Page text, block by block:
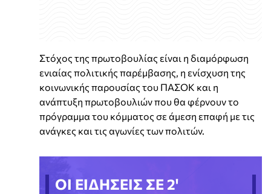
Στόχος της πρωτοβουλίας είναι η διαμόρφωση
ενιαίας πολιτικής παρέμβασης, η ενίσχυση της
κοινωνικής παρουσίας του ΠΑΣΟΚ και η
ανάπτυξη πρωτοβουλιών που θα φέρνουν το
πρόγραμμα του κόμματος σε άμεση επαφή με τις
ανάγκες και τις αγωνίες των πολιτών.
ΟΙ ΕΙΔΗΣΕΙΣ ΣΕ 2'